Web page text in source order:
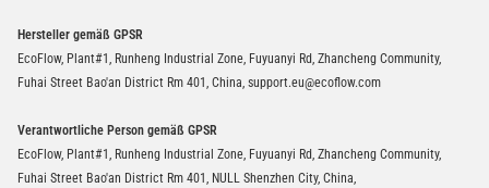
Hersteller gemäß GPSR
EcoFlow, Plant#1, Runheng Industrial Zone, Fuyuanyi Rd, Zhancheng Community,
Fuhai Street Bao'an District Rm 401, China, support.eu@ecoflow.com
Verantwortliche Person gemäß GPSR
EcoFlow, Plant#1, Runheng Industrial Zone, Fuyuanyi Rd, Zhancheng Community,
Fuhai Street Bao'an District Rm 401, NULL Shenzhen City, China,